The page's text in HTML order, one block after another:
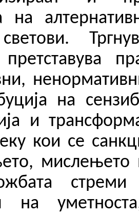
на
претставува
на
и
кои се
на